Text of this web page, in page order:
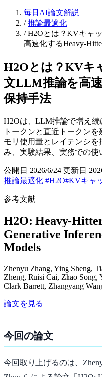
毎日AI論文解説
/ 推論最適化
/ H2Oとは？KVキャ
高速化するHeavy-
H2Oとは？KVキ
文LLM推論を高
保持手法
H2Oは、LLM推論で増え
トークンと直近トークン
モリ使用量とレイテンシを
み、実験結果、実務での使
公開日 2026/6/24 更新日
推論最適化 #H2O#KVキャ
参考文献
H2O: Heavy-
Generative
Models
Zhenyu Zhang, Ying Sheng,
Zheng, Ruisi Cai, Zhao Song,
Clark Barrett, Zhangyang
論文を見る
今回の論文
今回取り上げるのは、